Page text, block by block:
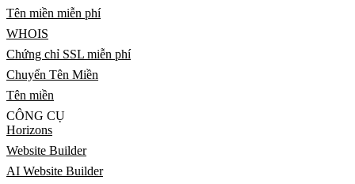
Tên miền miễn phí
WHOIS
Chứng chỉ SSL miễn phí
Chuyển Tên Miền
Tên miền
CÔNG CỤ
Horizons
Website Builder
AI Website Builder